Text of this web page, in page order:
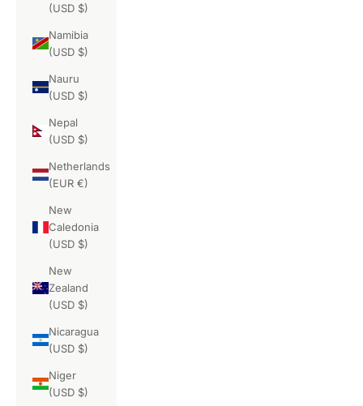
(USD $)
Namibia
(USD $)
Nauru
(USD $)
Nepal
(USD $)
Netherlands
(EUR €)
New
Caledonia
(USD $)
New
Zealand
(USD $)
Nicaragua
(USD $)
Niger
(USD $)